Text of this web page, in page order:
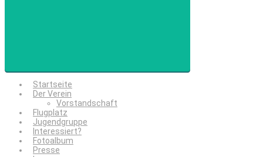
Startseite
Der Verein
Vorstandschaft
Flugplatz
Jugendgruppe
Interessiert?
Fotoalbum
Presse